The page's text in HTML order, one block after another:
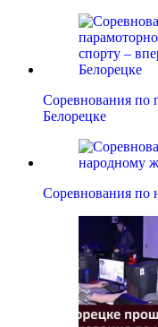
Соревнования по
Белорецке
Соревнования по